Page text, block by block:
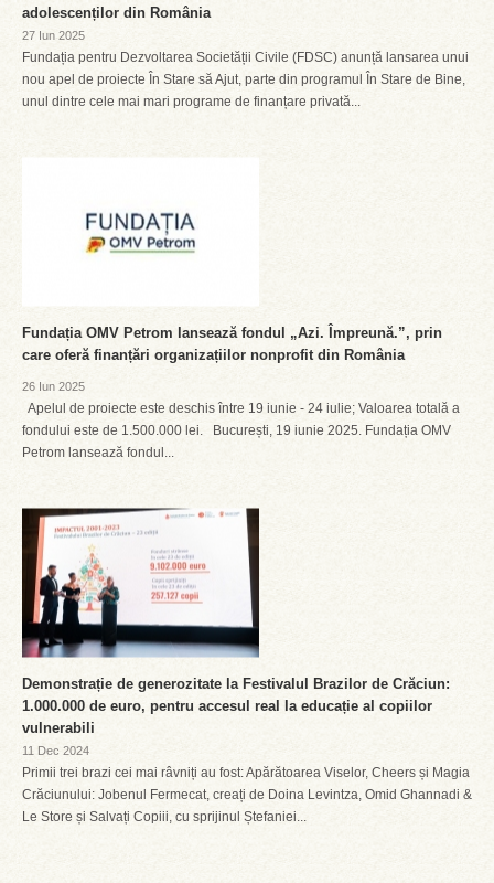
adolescenților din România
27 Iun 2025
Fundația pentru Dezvoltarea Societății Civile (FDSC) anunță lansarea unui
nou apel de proiecte În Stare să Ajut, parte din programul În Stare de Bine,
unul dintre cele mai mari programe de finanțare privată...
Fundația OMV Petrom lansează fondul „Azi. Împreună.”, prin
care oferă finanțări organizațiilor nonprofit din România
26 Iun 2025
Apelul de proiecte este deschis între 19 iunie - 24 iulie; Valoarea totală a
fondului este de 1.500.000 lei. București, 19 iunie 2025. Fundația OMV
Petrom lansează fondul...
Demonstrație de generozitate la Festivalul Brazilor de Crăciun:
1.000.000 de euro, pentru accesul real la educație al copiilor
vulnerabili
11 Dec 2024
Primii trei brazi cei mai râvniți au fost: Apărătoarea Viselor, Cheers și Magia
Crăciunului: Jobenul Fermecat, creați de Doina Levintza, Omid Ghannadi &
Le Store și Salvați Copiii, cu sprijinul Ștefaniei...